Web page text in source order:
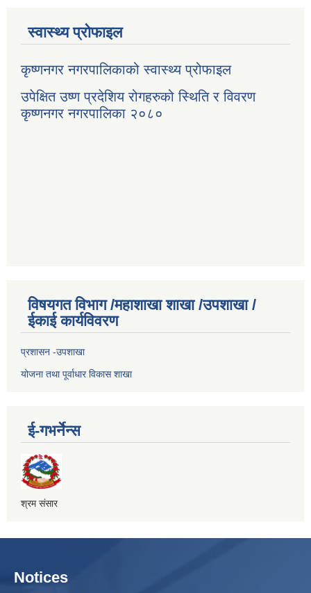
स्वास्थ्य प्रोफाइल
कृष्णनगर नगरपालिकाको स्वास्थ्य प्रोफाइल
उपेक्षित उष्ण प्रदेशिय रोगहरुको स्थिति र विवरण
कृष्णनगर नगरपालिका २०८०
विषयगत विभाग /महाशाखा शाखा /उपशाखा /
ईकाई कार्यविवरण
प्रशासन -उपशाखा
योजना तथा पूर्वाधार विकास शाखा
ई-गभर्नेन्स
श्रम संसार
Notices